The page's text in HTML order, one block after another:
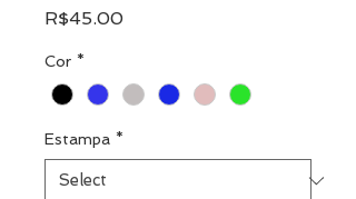
R$45.00Price
Cor *
Estampa *